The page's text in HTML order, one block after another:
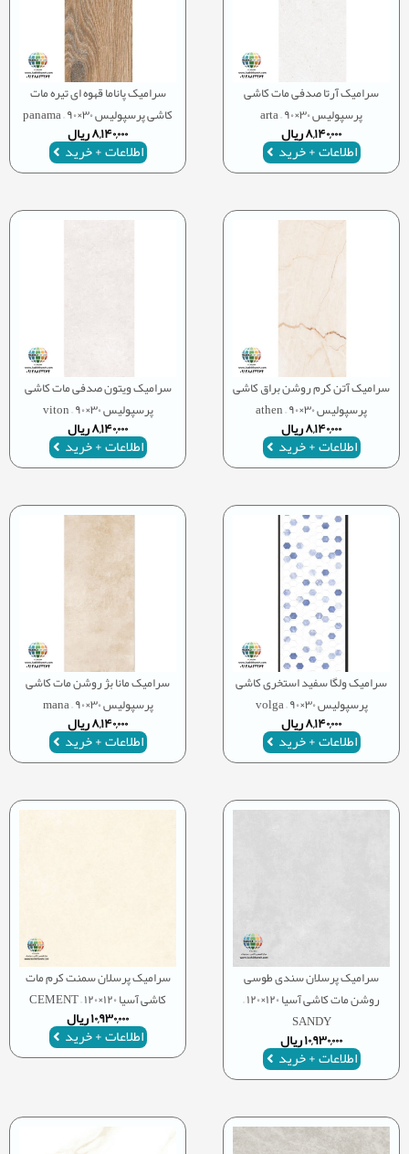
سرامیک آرتا صدفی مات کاشی
پرسپولیس ۳۰×۹۰ – arta
۸,۱۴۰,۰۰۰ریال
اطلاعات + خرید
سرامیک پاناما قهوه ای تیره مات
کاشی پرسپولیس ۳۰×۹۰ – panama
۸,۱۴۰,۰۰۰ریال
اطلاعات + خرید
سرامیک آتن کرم روشن براق کاشی
پرسپولیس ۳۰×۹۰ – athen
۸,۱۴۰,۰۰۰ریال
اطلاعات + خرید
سرامیک ویتون صدفی مات کاشی
پرسپولیس ۳۰×۹۰ – viton
۸,۱۴۰,۰۰۰ریال
اطلاعات + خرید
سرامیک ولگا سفید استخری کاشی
پرسپولیس ۳۰×۹۰ – volga
۸,۱۴۰,۰۰۰ریال
اطلاعات + خرید
سرامیک مانا بژ روشن مات کاشی
پرسپولیس ۳۰×۹۰ – mana
۸,۱۴۰,۰۰۰ریال
اطلاعات + خرید
سرامیک پرسلان سندی طوسی
روشن مات کاشی آسیا ۱۲۰×۱۲۰ –
SANDY
۱۰,۹۳۰,۰۰۰ریال
اطلاعات + خرید
سرامیک پرسلان سمنت کرم مات
کاشی آسیا ۱۲۰×۱۲۰ – CEMENT
۱۰,۹۳۰,۰۰۰ریال
اطلاعات + خرید